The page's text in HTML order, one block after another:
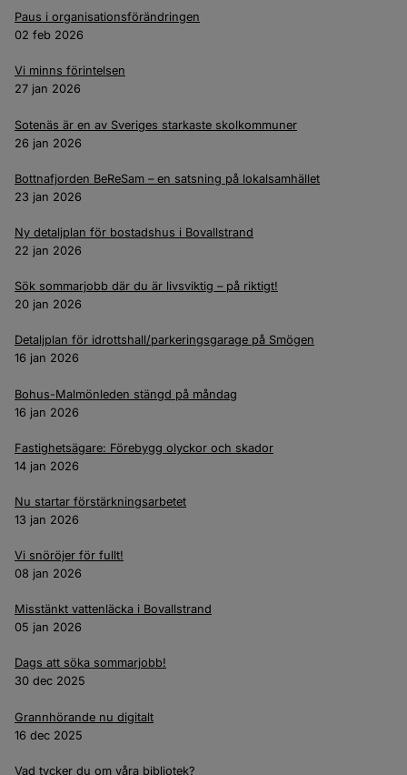
Paus i organisationsförändringen
02 feb 2026
Vi minns förintelsen
27 jan 2026
Sotenäs är en av Sveriges starkaste skolkommuner
26 jan 2026
Bottnafjorden BeReSam – en satsning på lokalsamhället
23 jan 2026
Ny detaljplan för bostadshus i Bovallstrand
22 jan 2026
Sök sommarjobb där du är livsviktig – på riktigt!
20 jan 2026
Detaljplan för idrottshall/parkeringsgarage på Smögen
16 jan 2026
Bohus-Malmönleden stängd på måndag
16 jan 2026
Fastighetsägare: Förebygg olyckor och skador
14 jan 2026
Nu startar förstärkningsarbetet
13 jan 2026
Vi snöröjer för fullt!
08 jan 2026
Misstänkt vattenläcka i Bovallstrand
05 jan 2026
Dags att söka sommarjobb!
30 dec 2025
Grannhörande nu digitalt
16 dec 2025
Vad tycker du om våra bibliotek?